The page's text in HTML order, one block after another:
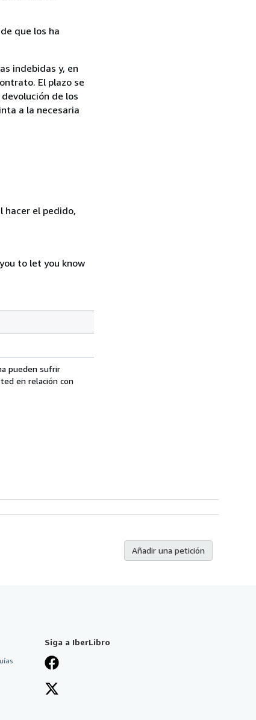
que los ha
indebidas y, en
El plazo se
de los
a la necesaria
hacer el pedido,
to let you know
pueden sufrir
en relación con
Añadir una petición
Siga a IberLibro